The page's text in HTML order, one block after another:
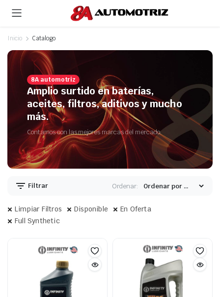
Inicio Catalogo
8A automotriz
Amplio surtido en baterías,
aceites, filtros, aditivos y mucho
más.
Contamos con las mejores marcas del mercado.
Filtrar Ordenar:
Limpiar Filtros Disponible
En Oferta
Full Synthetic